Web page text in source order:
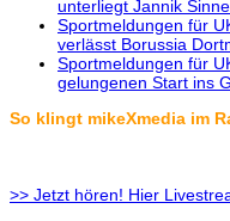
unterliegt Jannik
Sportmeldungen für
verlässt Borussia
Sportmeldungen für
gelungenen Start ins
So klingt mikeXmedia im
>> Jetzt hören! Hier